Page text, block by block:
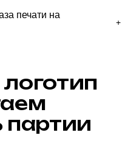
печати на
партии